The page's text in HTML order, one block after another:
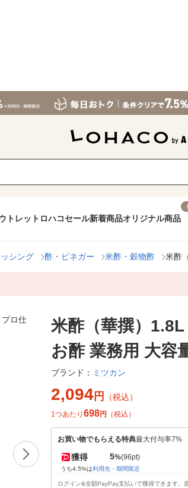
トレット ロハコセール新着商品オリジナル商品
シング 酢・ビネガー 米酢・穀物酢 米酢
米酢（華撰）
お酢 業務用 大容
ブランド： ミツカン
2,094 円 （税込）
1つあたり 698円 （税込）
お買い物でもらえる特典最大付与率7%
獲得 5%(96pt)
うち4.5%は利用先・期間限定
ログイン&全額PayPay支払いで獲得できます。